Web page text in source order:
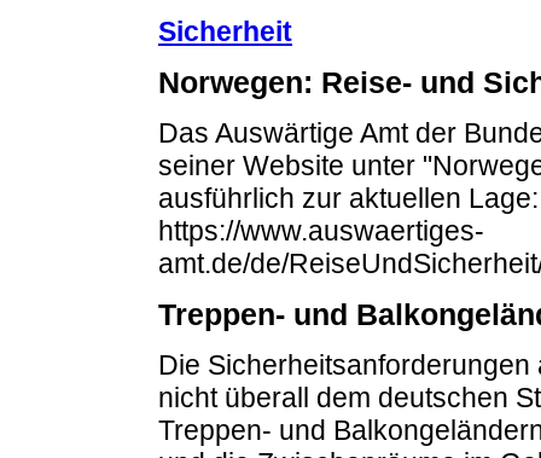
Sicherheit
Norwegen: Reise- und
Das Auswärtige Amt der
seiner Website unter
ausführlich zur aktuellen Lage:
https://www.auswaertiges-
amt.de/de/
Treppen- und
Die
nicht überall dem deutschen
Treppen- und